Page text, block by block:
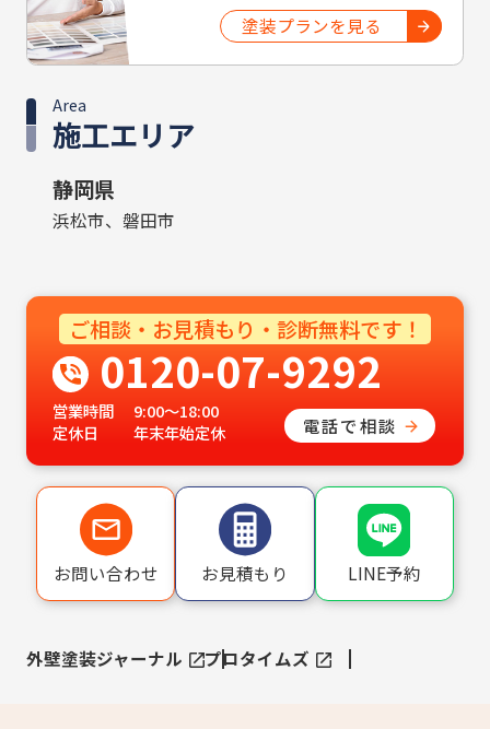
塗装プランを見る
施工エリア
Area
静岡県
浜松市、磐田市
ご相談・お見積もり・診断無料です！
0120-07-9292
営業時間
9:00〜18:00
定休日
年末年始定休 電話で相談
お問い合わせ お見積もり LINE予約
外壁塗装ジャーナル プロタイムズ